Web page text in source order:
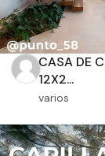
CASA DE
12X2...
varios